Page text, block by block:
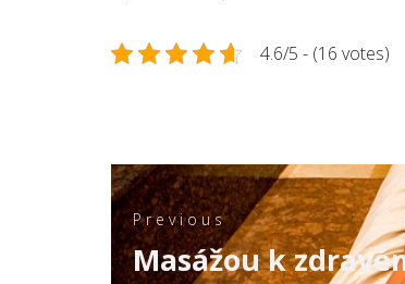
4.6/5 - (16 votes)
Navigace
pro
příspěvek
Previous
Previous
Masážou k